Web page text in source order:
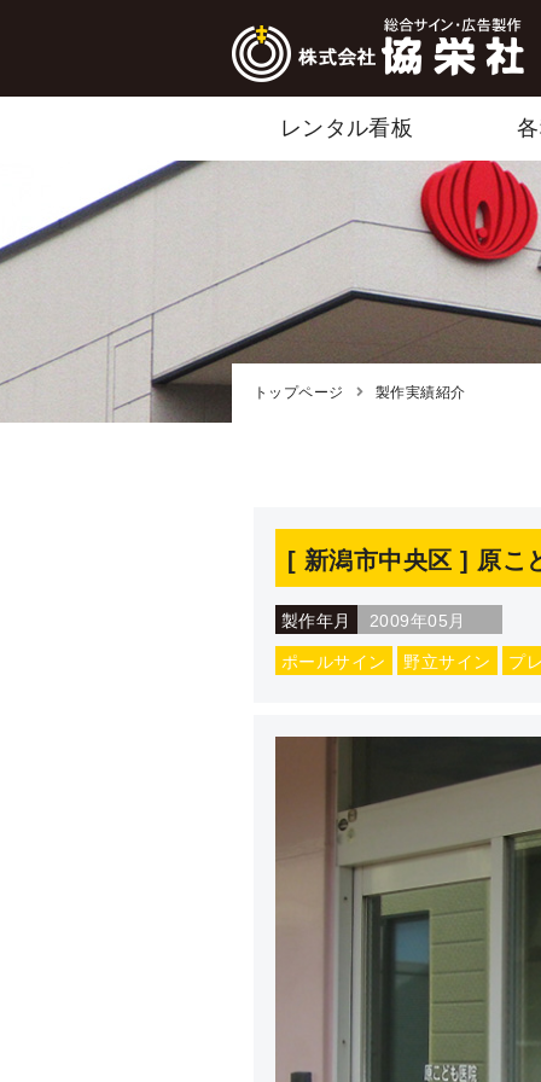
レンタル看板
トップページ 製作実績紹介
[ 新潟市中央区 ] 原
製作年月 2009年05月
ポールサイン 野立サイン プ